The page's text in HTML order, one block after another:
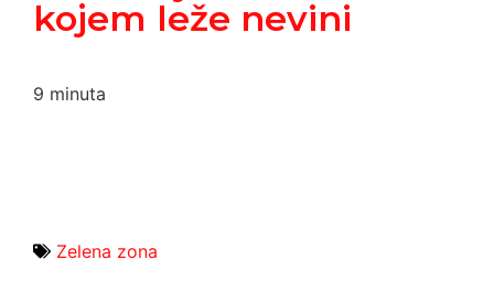
kojem leže nevini
9 minuta
Zelena zona